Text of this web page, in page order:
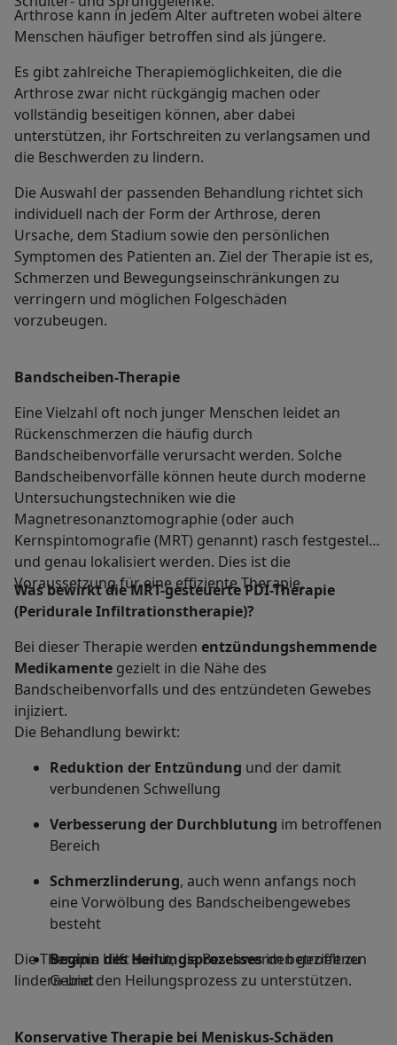
Arthrose kann in jedem Alter auftreten wobei ältere
Menschen häufiger betroffen sind als jüngere.
Es gibt zahlreiche Therapiemöglichkeiten, die die
Arthrose zwar nicht rückgängig machen oder
vollständig beseitigen können, aber dabei
unterstützen, ihr Fortschreiten zu verlangsamen und
die Beschwerden zu lindern.
Die Auswahl der passenden Behandlung richtet sich
individuell nach der Form der Arthrose, deren
Ursache, dem Stadium sowie den persönlichen
Symptomen des Patienten an. Ziel der Therapie ist es,
Schmerzen und Bewegungseinschränkungen zu
verringern und möglichen Folgeschäden
vorzubeugen.
Bandscheiben-Therapie
Eine Vielzahl oft noch junger Menschen leidet an
Rückenschmerzen die häufig durch
Bandscheibenvorfälle verursacht werden. Solche
Bandscheibenvorfälle können heute durch moderne
Untersuchungstechniken wie die
Magnetresonanztomographie (oder auch
Kernspintomografie (MRT) genannt) rasch festgestellt
und genau lokalisiert werden. Dies ist die
Voraussetzung für eine effiziente Therapie.
Was bewirkt die MRT-gesteuerte PDI-Therapie
(Peridurale Infiltrationstherapie)?
Bei dieser Therapie werden entzündungshemmende
Medikamente gezielt in die Nähe des
Bandscheibenvorfalls und des entzündeten Gewebes
injiziert.
Die Behandlung bewirkt:
Reduktion der Entzündung und der damit
verbundenen Schwellung
Verbesserung der Durchblutung im betroffenen
Bereich
Schmerzlinderung, auch wenn anfangs noch
eine Vorwölbung des Bandscheibengewebes
besteht
Beginn des Heilungsprozessesim betroffenen
Gebiet
Die Therapie hilft somit, die Beschwerden gezielt zu
lindern und den Heilungsprozess zu unterstützen.
Konservative Therapie bei Meniskus-Schäden